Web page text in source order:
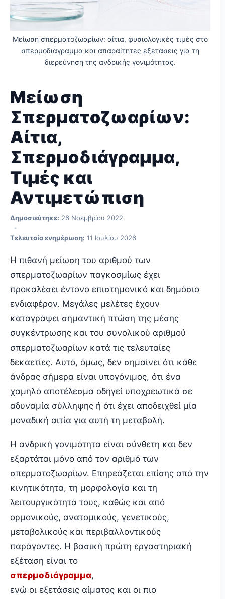
Μείωση σπερματοζωαρίων: αίτια, φυσιολογικές τιμές στο
σπερμοδιάγραμμα και απαραίτητες εξετάσεις για τη
διερεύνηση της ανδρικής γονιμότητας.
Μείωση
Σπερματοζωαρίων:
Αίτια,
Σπερμοδιάγραμμα,
Τιμές και
Αντιμετώπιση
Δημοσιεύτηκε: 26 Νοεμβρίου 2022
•
Τελευταία ενημέρωση: 11 Ιουλίου 2026
Η πιθανή μείωση του αριθμού των
σπερματοζωαρίων παγκοσμίως έχει
προκαλέσει έντονο επιστημονικό και δημόσιο
ενδιαφέρον. Μεγάλες μελέτες έχουν
καταγράψει σημαντική πτώση της μέσης
συγκέντρωσης και του συνολικού αριθμού
σπερματοζωαρίων κατά τις τελευταίες
δεκαετίες. Αυτό, όμως, δεν σημαίνει ότι κάθε
άνδρας σήμερα είναι υπογόνιμος, ότι ένα
χαμηλό αποτέλεσμα οδηγεί υποχρεωτικά σε
αδυναμία σύλληψης ή ότι έχει αποδειχθεί μία
μοναδική αιτία για αυτή τη μεταβολή.
Η ανδρική γονιμότητα είναι σύνθετη και δεν
εξαρτάται μόνο από τον αριθμό των
σπερματοζωαρίων. Επηρεάζεται επίσης από την
κινητικότητα, τη μορφολογία και τη
λειτουργικότητά τους, καθώς και από
ορμονικούς, ανατομικούς, γενετικούς,
μεταβολικούς και περιβαλλοντικούς
παράγοντες. Η βασική πρώτη εργαστηριακή
εξέταση είναι το
σπερμοδιάγραμμα,
ενώ οι εξετάσεις αίματος και οι πιο